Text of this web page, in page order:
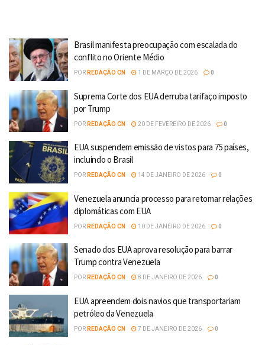
Brasil manifesta preocupação com escalada do
conflito no Oriente Médio
POR REDAÇÃO CN 1 DE MARÇO DE 2026 0
Suprema Corte dos EUA derruba tarifaço imposto
por Trump
POR REDAÇÃO CN 20 DE FEVEREIRO DE 2026 0
EUA suspendem emissão de vistos para 75 países,
incluindo o Brasil
POR REDAÇÃO CN 14 DE JANEIRO DE 2026 0
Venezuela anuncia processo para retomar relações
diplomáticas com EUA
POR REDAÇÃO CN 10 DE JANEIRO DE 2026 0
Senado dos EUA aprova resolução para barrar
Trump contra Venezuela
POR REDAÇÃO CN 8 DE JANEIRO DE 2026 0
EUA apreendem dois navios que transportariam
petróleo da Venezuela
POR REDAÇÃO CN 7 DE JANEIRO DE 2026 0